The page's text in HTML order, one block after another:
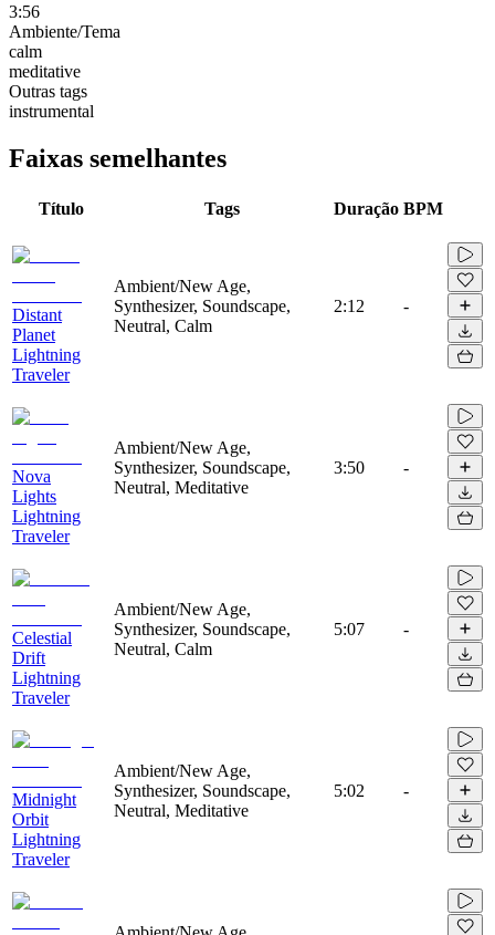
3:56
Ambiente/Tema
calm
meditative
Outras tags
instrumental
Faixas semelhantes
Título Tags Duração BPM
Distant
Planet
Lightning
Traveler
Ambient/New Age,
Synthesizer, Soundscape,
Neutral, Calm
2:12 -
Nova
Lights
Lightning
Traveler
Ambient/New Age,
Synthesizer, Soundscape,
Neutral, Meditative
3:50 -
Celestial
Drift
Lightning
Traveler
Ambient/New Age,
Synthesizer, Soundscape,
Neutral, Calm
5:07 -
Midnight
Orbit
Lightning
Traveler
Ambient/New Age,
Synthesizer, Soundscape,
Neutral, Meditative
5:02 -